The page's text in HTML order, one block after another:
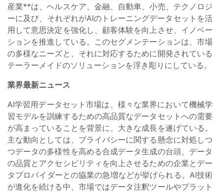
産業**は、ヘルスケア、金融、自動車、小売、テクノロジ
ーに及び、それぞれがAIのトレーニングデータセットを活
用して意思決定を強化し、顧客体験を向上させ、イノベー
ションを推進している。このセグメンテーションは、市場
の多様なニーズと、それに対応するために開発されている
テーラーメイドのソリューションを浮き彫りにしている。
業界最新ニュース
AI学習用データセット市場は、様々な業界において機械学
習モデルを訓練するための高品質なデータセットへの需要
が高まっていることを背景に、大きな成長を遂げている。
主な動向としては、プライバシーに関する懸念に対処しつ
つデータの多様性を高める合成データ生成の台頭、データ
の品質とアクセシビリティを向上させるための企業とデー
タプロバイダーとの協業の急増などが挙げられる。AI技術
が進化を続ける中、市場ではデータ注釈ツールやプラット